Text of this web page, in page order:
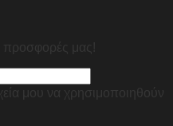
προσφορές μας!
μου να χρησιμοποιηθούν